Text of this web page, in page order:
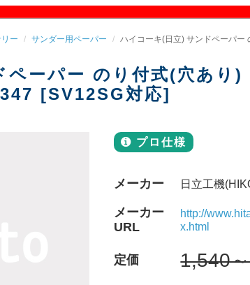
ー サンダー用ペーパー
ハイコーキ(日立) サンドペーパー
ペーパー のり付式(穴あり
[SV12SG対応]
プロ仕様
メーカー 日立工機
メーカー
URL
http://
x.html
定価 1,540